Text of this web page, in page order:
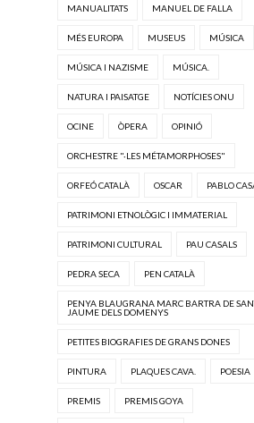
MANUALITATS MANUEL DE FALLA
MÉS EUROPA MUSEUS MÚSICA
MÚSICA I NAZISME MÚSICA.
NATURA I PAISATGE NOTÍCIES ONU
OCINE ÒPERA OPINIÓ
ORCHESTRE "·LES MÉTAMORPHOSES"
ORFEÓ CATALÀ OSCAR PABLO
PATRIMONI ETNOLÒGIC I IMMATERIAL
PATRIMONI CULTURAL PAU CASALS
PEDRA SECA PEN CATALÀ
PENYA BLAUGRANA MARC BARTRA DE
JAUME DELS DOMENYS
PETITES BIOGRAFIES DE GRANS DONES
PINTURA PLAQUES CAVA. POESIA
PREMIS PREMIS GOYA